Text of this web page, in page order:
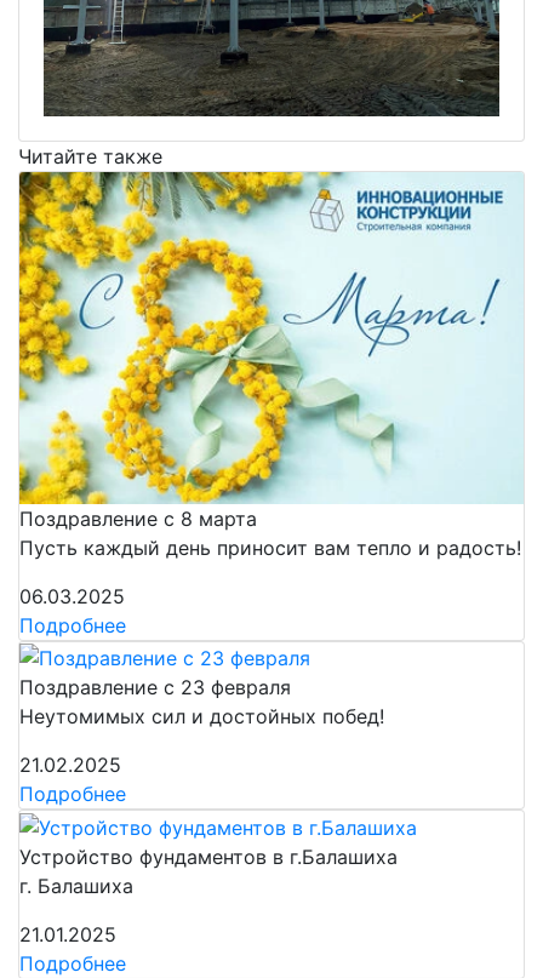
Читайте также
Поздравление с 8 марта
Пусть каждый день приносит вам тепло и радость!
06.03.2025
Подробнее
Поздравление с 23 февраля
Неутомимых сил и достойных побед!
21.02.2025
Подробнее
Устройство фундаментов в г.Балашиха
г. Балашиха
21.01.2025
Подробнее